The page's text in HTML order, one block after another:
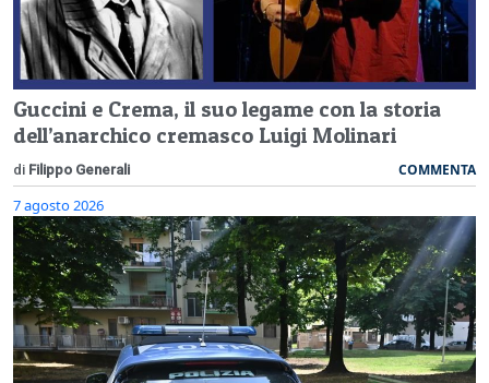
Guccini e Crema, il suo legame con la storia
dell’anarchico cremasco Luigi Molinari
di Filippo Generali COMMENTA
7 agosto 2026